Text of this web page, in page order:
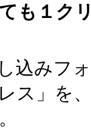
も１ク
込みフ
ス」を